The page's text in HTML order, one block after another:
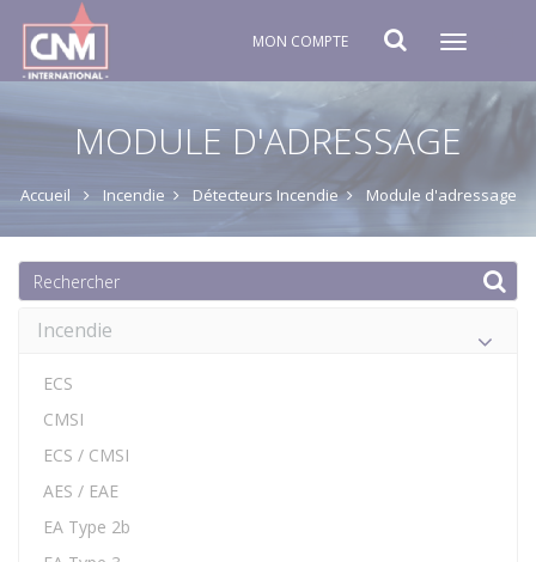
MON COMPTE
Toggle
MODULE D'ADRESSAGE
Accueil Incendie Détecteurs Incendie Module d'adressage
Incendie
ECS
CMSI
ECS / CMSI
AES / EAE
EA Type 2b